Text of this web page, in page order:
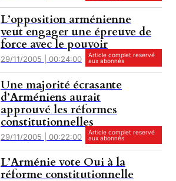
L’opposition arménienne
veut engager une épreuve de
force avec le pouvoir
29/11/2005 | 00:24:00
Article complet reservé
aux abonnés
Une majorité écrasante
d’Arméniens aurait
approuvé les réformes
constitutionnelles
29/11/2005 | 00:22:00
Article complet reservé
aux abonnés
L’Arménie vote Oui à la
réforme constitutionnelle